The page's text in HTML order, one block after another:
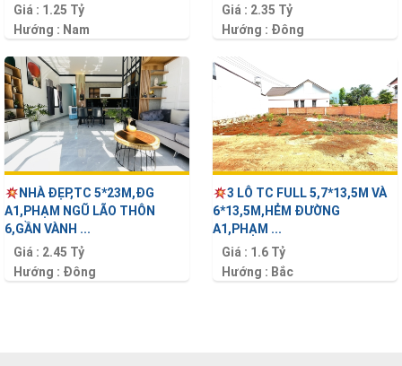
Giá : 2.35 Tỷ
Hướng : Đông
Giá : 1.25 Tỷ
Hướng : Nam
3 LÔ TC FULL 5,7*13,5M VÀ
6*13,5M,HẺM ĐƯỜNG
A1,PHẠM ...
Giá : 1.6 Tỷ
Hướng : Bắc
NHÀ ĐẸP,TC 5*23M,ĐG
A1,PHẠM NGŨ LÃO THÔN
6,GẦN VÀNH ...
Giá : 2.45 Tỷ
Hướng : Đông